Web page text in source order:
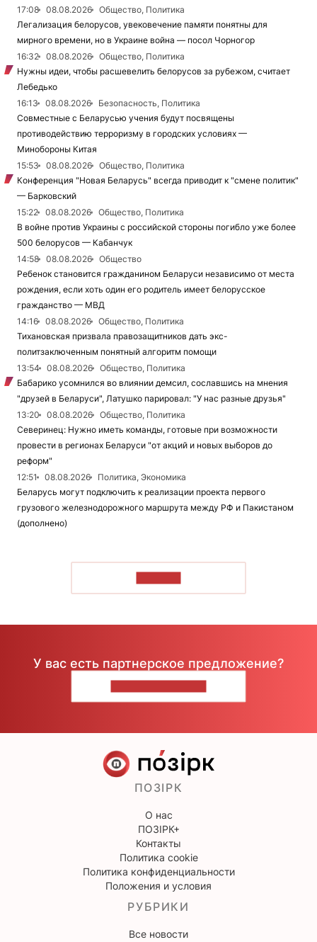
17:08
08.08.2026
Общество, Политика
Легализация белорусов, увековечение памяти понятны для
мирного времени, но в Украине война — посол Чорногор
16:32
08.08.2026
Общество, Политика
Нужны идеи, чтобы расшевелить белорусов за рубежом, считает
Лебедько
16:13
08.08.2026
Безопасность, Политика
Совместные с Беларусью учения будут посвящены
противодействию терроризму в городских условиях —
Минобороны Китая
15:53
08.08.2026
Общество, Политика
Конференция "Новая Беларусь" всегда приводит к "смене политик"
— Барковский
15:22
08.08.2026
Общество, Политика
В войне против Украины с российской стороны погибло уже более
500 белорусов — Кабанчук
14:58
08.08.2026
Общество
Ребенок становится гражданином Беларуси независимо от места
рождения, если хоть один его родитель имеет белорусское
гражданство — МВД
14:16
08.08.2026
Общество, Политика
Тихановская призвала правозащитников дать экс-
политзаключенным понятный алгоритм помощи
13:54
08.08.2026
Общество, Политика
Бабарико усомнился во влиянии демсил, сославшись на мнения
"друзей в Беларуси", Латушко парировал: "У нас разные друзья"
13:20
08.08.2026
Общество, Политика
Северинец: Нужно иметь команды, готовые при возможности
провести в регионах Беларуси "от акций и новых выборов до
реформ"
12:51
08.08.2026
Политика, Экономика
Беларусь могут подключить к реализации проекта первого
грузового железнодорожного маршрута между РФ и Пакистаном
(дополнено)
У вас есть партнерское предложение?
ПОЗІРК
О нас
ПОЗІРК+
Контакты
Политика cookie
Политика конфиденциальности
Положения и условия
РУБРИКИ
Все новости